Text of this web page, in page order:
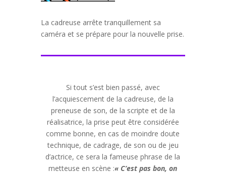
La cadreuse arrête tranquillement sa
caméra et se prépare pour la nouvelle prise.
Si tout s’est bien passé, avec
l’acquiescement de la cadreuse, de la
preneuse de son, de la scripte et de la
réalisatrice, la prise peut être considérée
comme bonne, en cas de moindre doute
technique, de cadrage, de son ou de jeu
d’actrice, ce sera la fameuse phrase de la
metteuse en scène :« C’est pas bon, on